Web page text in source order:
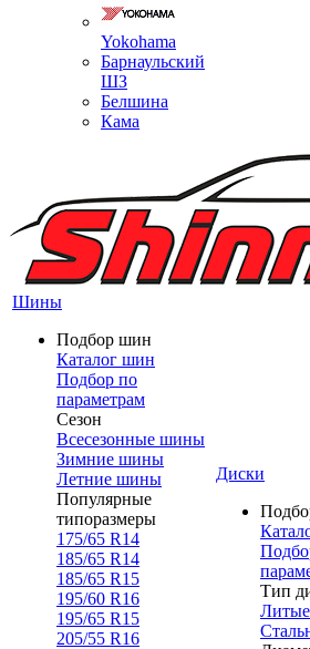
Yokohama
Барнаульский
ШЗ
Белшина
Кама
Шины
Подбор шин
Каталог шин
Подбор по
параметрам
Сезон
Всесезонные шины
Зимние шины
Летние шины
Популярные
типоразмеры
175/65 R14
185/65 R14
185/65 R15
195/60 R16
195/65 R15
205/55 R16
Диски
Тип